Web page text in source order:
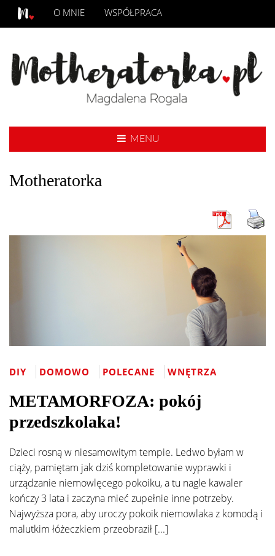
O MNIE WSPÓŁPRACA
MENU
Motheratorka
DIY DOMOWO POLECANE WNĘTRZA
METAMORFOZA: pokój
przedszkolaka!
Dzieci rosną w niesamowitym tempie. Ledwo byłam w
ciąży, pamiętam jak dziś kompletowanie wyprawki i
urządzanie niemowlęcego pokoiku, a tu nagle kawaler
kończy 3 lata i zaczyna mieć zupełnie inne potrzeby.
Najwyższa pora, aby uroczy pokoik niemowlaka z komodą i
malutkim łóżeczkiem przeobraził [...]